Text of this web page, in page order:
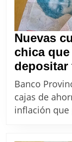
Nuevas
chica
depositar
Banco
cajas de
inflación que